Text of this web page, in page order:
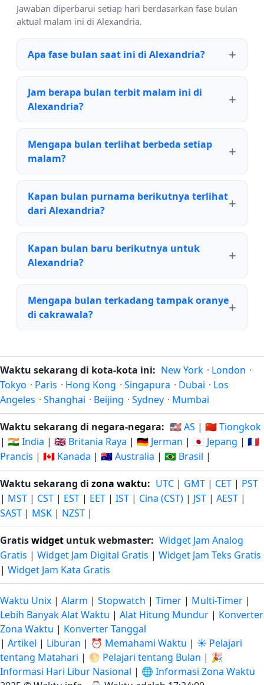
Jawaban diperbarui setiap hari berdasarkan fase bulan
aktual malam ini di Alexandria.
Apa fase bulan saat ini di Alexandria?
Jam berapa bulan terbit malam ini di
Alexandria?
Mengapa bulan terlihat berbeda setiap
malam?
Kapan bulan purnama berikutnya terlihat
dari Alexandria?
Kapan bulan baru berikutnya untuk
Alexandria?
Mengapa bulan terkadang tampak oranye
di cakrawala?
Waktu sekarang di kota-kota ini: New York · London ·
Tokyo · Paris · Hong Kong · Singapura · Dubai · Los
Angeles · Shanghai · Beijing · Sydney · Mumbai
Waktu sekarang di negara-negara: 🇺🇸 AS | 🇨🇳 Tiongkok
| 🇮🇳 India | 🇬🇧 Britania Raya | 🇩🇪 Jerman | 🇯🇵 Jepang | 🇫🇷
Prancis | 🇨🇦 Kanada | 🇦🇺 Australia | 🇧🇷 Brasil |
Waktu sekarang di zona waktu: UTC | GMT | CET | PST
| MST | CST | EST | EET | IST | Cina (CST) | JST | AEST |
SAST | MSK | NZST |
Gratiswidget untuk webmaster: Widget Jam Analog
Gratis | Widget Jam Digital Gratis | Widget Jam Teks Gratis
| Widget Jam Kata Gratis
Waktu Unix | Alarm | Stopwatch | Timer | Multi-Timer |
Lebih Banyak Alat Waktu | Alat Hitung Mundur | Konverter
Zona Waktu | Konverter Tanggal
| Artikel | Liburan | ⏰ Memahami Waktu | ☀️ Pelajari
tentang Matahari | 🌕 Pelajari tentang Bulan | 🎉
Informasi Hari Libur Nasional | 🌐 Informasi Zona Waktu